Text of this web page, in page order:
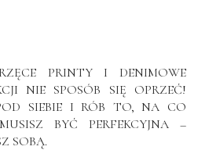
PRINTY I DENIMOWE
NIE SPOSÓB SIĘ OPRZEĆ!
SIEBIE I RÓB TO, NA CO
BYĆ PERFEKCYJNA –
SOBĄ.